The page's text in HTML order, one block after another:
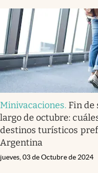
Minivacaciones. Fin de
largo de octubre:
destinos turísticos
Argentina
jueves, 03 de Octubre de 2024